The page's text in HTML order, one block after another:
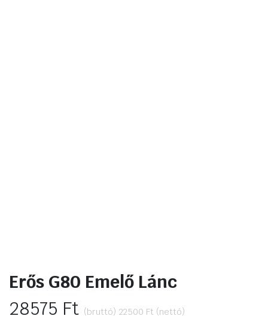
Erős G80 Emelő Lánc
28575 Ft (bruttó) 22500 Ft (nettó)